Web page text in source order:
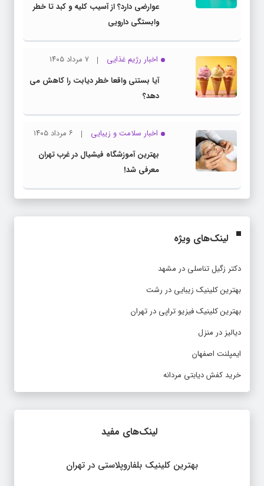
عوارضی دارد؟ از آسیب کلیه و کبد تا خطر
وابستگی دارویی
اخبار رژیم غذایی
۷ مرداد ۱۴۰۵
آیا بستنی واقعا خطر دیابت را کاهش می
دهد؟
اخبار سلامت و زیبایی
۶ مرداد ۱۴۰۵
بهترین آموزشگاه فیشیال در غرب تهران
معرفی شد!
لینک‌های ویژه
دکتر زگیل تناسلی در مشهد
بهترین کلینیک زیبایی در رشت
بهترین کلینیک فیزیو تراپی در تهران
دیالیز در منزل
ایمپلنت اصفهان
خرید کفش دیابتی مردانه
لینک‌های مفید
بهترین کلینیک بلفاروپلاستی در تهران